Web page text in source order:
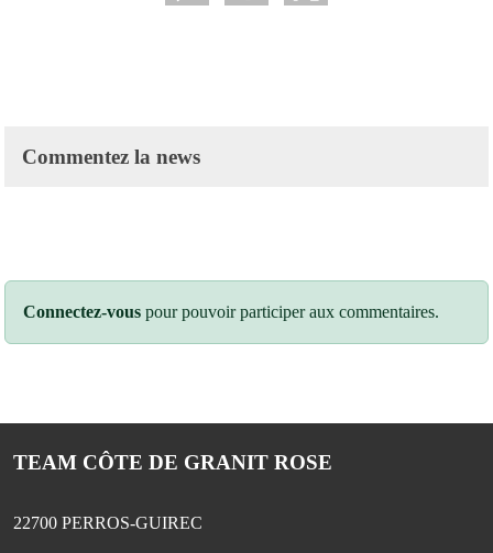
Commentez la news
Connectez-vous pour pouvoir participer aux commentaires.
TEAM CÔTE DE GRANIT ROSE
22700 PERROS-GUIREC